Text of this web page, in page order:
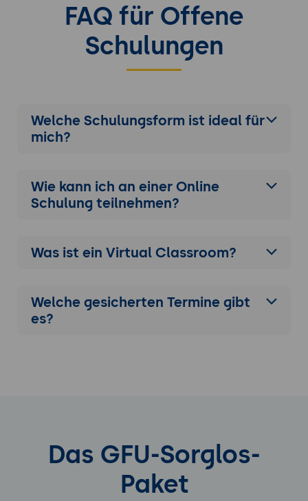
FAQ für Offene
Schulungen
Welche Schulungsform ist ideal für
mich?
Wie kann ich an einer Online
Schulung teilnehmen?
Was ist ein Virtual Classroom?
Welche gesicherten Termine gibt
es?
Das GFU-Sorglos-
Paket